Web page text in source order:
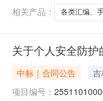
相关产品：
各类汇编、
关于个人安全防
中标｜合同公告
项目编号：